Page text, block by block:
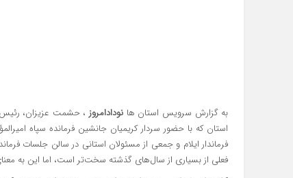
به گزارش سرویس استان ها نودادامروز، حشمت عزیزان، رئیس
استان که با حضور سردار کریمیان جانشین فرمانده سپاه
فرماندار ایلام و جمعی از مسئولان استانی در سالن جلسات
فعلی از بسیاری از سال‌های گذشته سخت‌تر است، اما این به